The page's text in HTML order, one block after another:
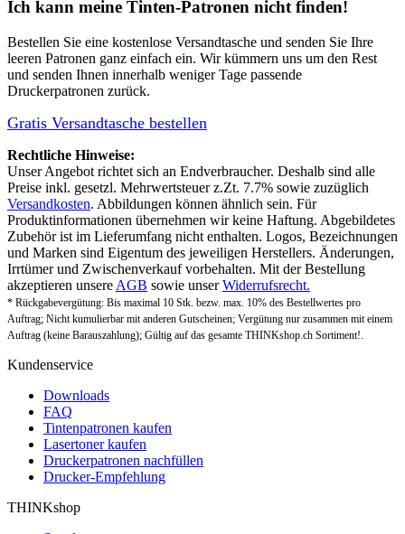
Ich kann meine Tinten-Patronen nicht finden!
Bestellen Sie eine kostenlose Versandtasche und senden Sie Ihre
leeren Patronen ganz einfach ein. Wir kümmern uns um den Rest
und senden Ihnen innerhalb weniger Tage passende
Druckerpatronen zurück.
Gratis Versandtasche bestellen
Rechtliche Hinweise:
Unser Angebot richtet sich an Endverbraucher. Deshalb sind alle
Preise inkl. gesetzl. Mehrwertsteuer z.Zt. 7.7% sowie zuzüglich
Versandkosten. Abbildungen können ähnlich sein. Für
Produktinformationen übernehmen wir keine Haftung. Abgebildetes
Zubehör ist im Lieferumfang nicht enthalten. Logos, Bezeichnungen
und Marken sind Eigentum des jeweiligen Herstellers. Änderungen,
Irrtümer und Zwischenverkauf vorbehalten. Mit der Bestellung
akzeptieren unsere AGB sowie unserWiderrufsrecht.
* Rückgabevergütung: Bis maximal 10 Stk. bezw. max. 10% des Bestellwertes pro
Auftrag; Nicht kumulierbar mit anderen Gutscheinen; Vergütung nur zusammen mit einem
Auftrag (keine Barauszahlung); Gültig auf das gesamte THINKshop.ch Sortiment!.
Kundenservice
Downloads
FAQ
Tintenpatronen kaufen
Lasertoner kaufen
Druckerpatronen nachfüllen
Drucker-Empfehlung
THINKshop